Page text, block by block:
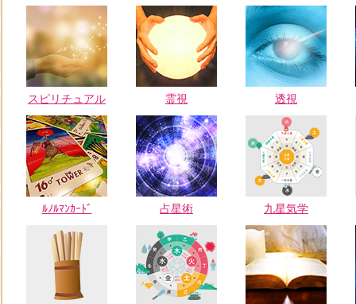
スピリチュアル 霊視 透視
ﾙﾉﾙﾏﾝｶｰﾄﾞ 占星術 九星気学